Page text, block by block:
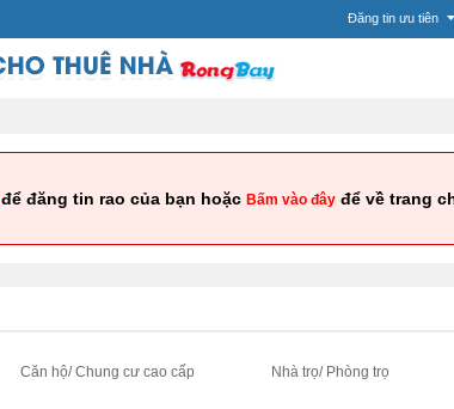
Đăng tin ưu tiên
để đăng tin rao của bạn hoặc Bấm vào đây để về trang
Căn hộ/ Chung cư cao cấp
Nhà trọ/ Phòng trọ